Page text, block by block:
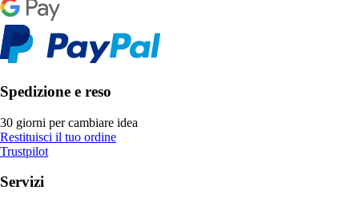
Spedizione e reso
30 giorni per cambiare idea
Restituisci il tuo ordine
Trustpilot
Servizi